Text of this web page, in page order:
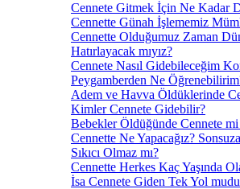
Cennete Gitmek İçin Ne Kadar
Cennette Günah İşlememiz
Cennette Olduğumuz Zaman
Hatırlayacak mıyız?
Cennete Nasıl Gidebileceğim
Peygamberden Ne
Adem ve Havva Öldüklerinde
Kimler Cennete Gidebilir?
Bebekler Öldüğünde Cennete
Cennette Ne Yapacağız?
Sıkıcı Olmaz mı?
Cennette Herkes Kaç Yaşında
İsa Cennete Giden Tek Yol